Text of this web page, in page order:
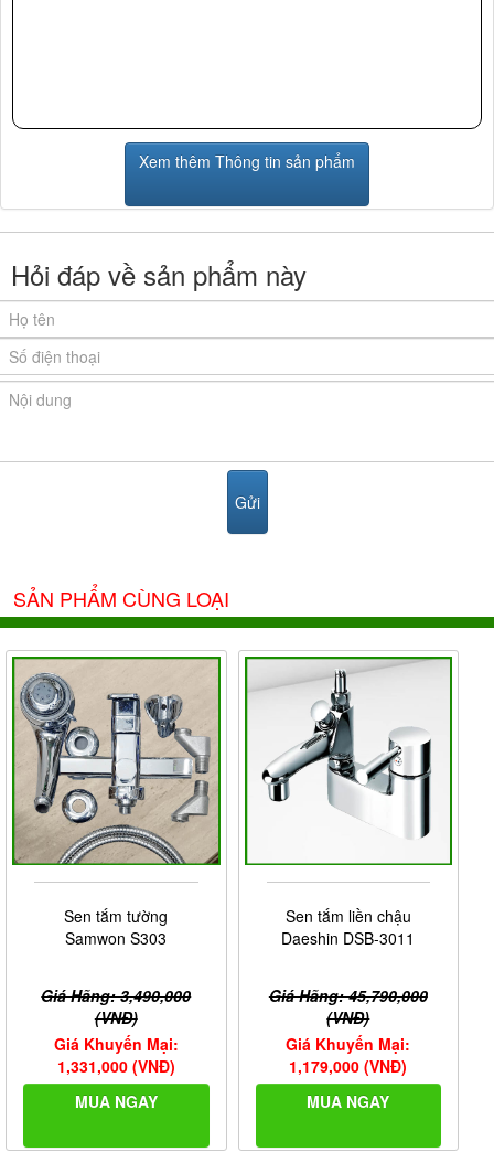
Xem thêm Thông tin sản phẩm
Hỏi đáp về sản phẩm này
SẢN PHẨM CÙNG LOẠI
Sen tắm tường
Samwon S303
Giá Hãng: 3,490,000
(VNĐ)
Giá Khuyến Mại:
1,331,000 (VNĐ)
MUA NGAY
Sen tắm liền chậu
Daeshin DSB-3011
Giá Hãng: 45,790,000
(VNĐ)
Giá Khuyến Mại:
1,179,000 (VNĐ)
MUA NGAY